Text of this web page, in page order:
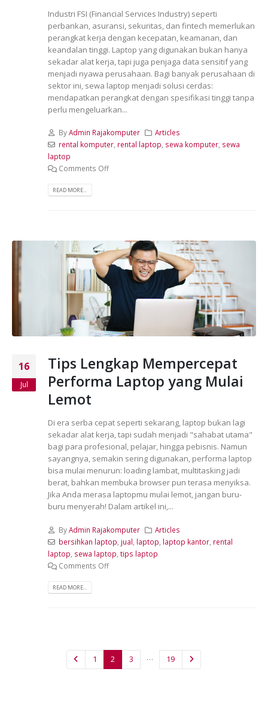
Industri FSI (Financial Services Industry) seperti
perbankan, asuransi, sekuritas, dan fintech memerlukan
perangkat kerja dengan kecepatan, keamanan, dan
keandalan tinggi. Laptop yang digunakan bukan hanya
sekadar alat kerja, tapi juga penjaga data sensitif yang
menjadi nyawa perusahaan. Bagi banyak perusahaan di
sektor ini, sewa laptop menjadi solusi cerdas:
mendapatkan perangkat dengan spesifikasi tinggi tanpa
perlu mengeluarkan...
ByAdmin Rajakomputer
Articles
rental komputer, rental laptop, sewa komputer, sewa
laptop
Comments Off
READ MORE...
16
Jul
Tips Lengkap Mempercepat
Performa Laptop yang Mulai
Lemot
Di era serba cepat seperti sekarang, laptop bukan lagi
sekadar alat kerja, tapi sudah menjadi "sahabat utama"
bagi para profesional, pelajar, hingga pebisnis. Namun
sayangnya, semakin sering digunakan, performa laptop
bisa mulai menurun: loading lambat, multitasking jadi
berat, bahkan membuka browser pun terasa menyiksa.
Jika Anda merasa laptopmu mulai lemot, jangan buru-
buru menyerah! Dalam artikel ini,...
ByAdmin Rajakomputer
Articles
bersihkan laptop jual laptop laptop kantor, rental
laptop sewa laptop tips laptop
Comments Off
READ MORE...
1 2 3 … 19